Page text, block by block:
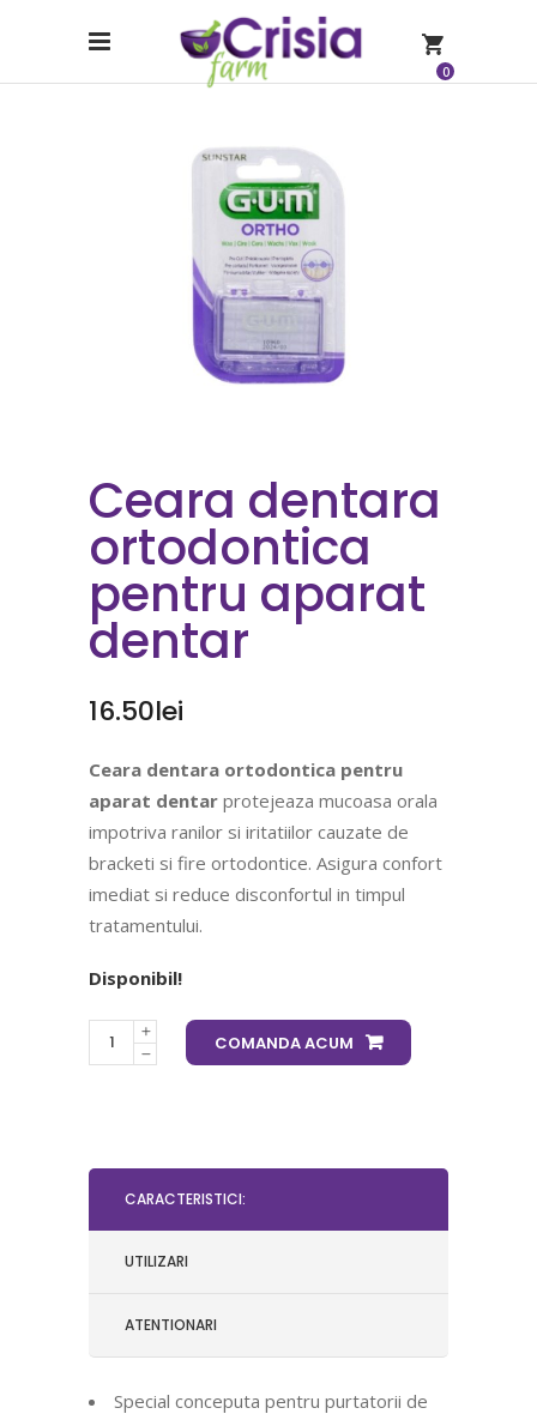
0
Ceara dentara
ortodontica
pentru aparat
dentar
16.50lei
Ceara dentara ortodontica pentru
aparat dentar protejeaza mucoasa orala
impotriva ranilor si iritatiilor cauzate de
bracketi si fire ortodontice. Asigura confort
imediat si reduce disconfortul in timpul
tratamentului.
Disponibil!
COMANDA ACUM
CARACTERISTICI:
UTILIZARI
ATENTIONARI
Special conceputa pentru purtatorii de